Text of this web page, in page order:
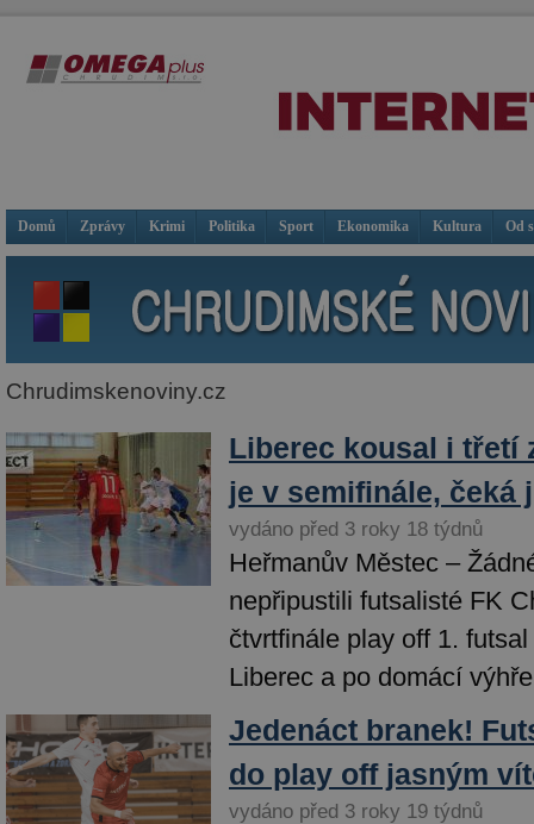
Domů Zprávy Krimi Politika Sport Ekonomika Kultura Od
Chrudimskenoviny.cz
Liberec kousal i třetí
je v semifinále, čeká
vydáno před 3 roky 18 týdnů
Heřmanův Městec –
nepřipustili futsalisté FK
čtvrtfinále play off 1.
Liberec a po domácí
Jedenáct branek!
do play off jasným
vydáno před 3 roky 19 týdnů